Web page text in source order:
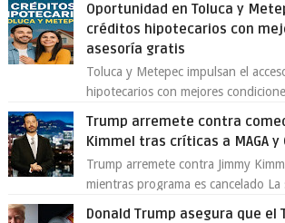
Oportunidad en Toluca y
créditos hipotecarios con
asesoría gratis
Toluca y Metepec impulsan el
hipotecarios con mejores
Trump arremete contra
Kimmel tras críticas a MAGA y
Trump arremete contra Jimmy
mientras programa es cancelado La
Donald Trump asegura que el